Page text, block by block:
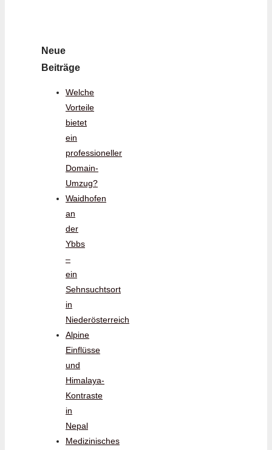
Neue
Beiträge
Welche
Vorteile
bietet
ein
professioneller
Domain-
Umzug?
Waidhofen
an
der
Ybbs
–
ein
Sehnsuchtsort
in
Niederösterreich
Alpine
Einflüsse
und
Himalaya-
Kontraste
in
Nepal
Medizinisches